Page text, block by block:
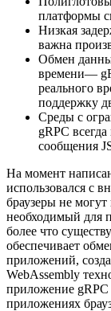
платформы
Низкая
важна
Обмен
времени—
реального
поддержку
Среды с
gRPC
сообщения
На момент
использовался с
браузеры не
необходимый для
более что
обеспечивает
приложений,
WebAssembly
приложение
приложениях